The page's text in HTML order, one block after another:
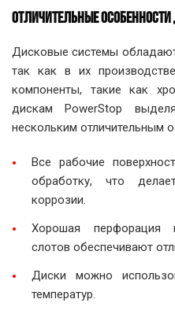
ОТЛИЧИТЕЛЬНЫЕ
Дисковые системы
так как в их
компоненты, такие как
дискам PowerStop
нескольким отличительным
Все рабочие
обработку, что
коррозии.
Хорошая перфорация
слотов обеспечивают
Диски можно
температур.